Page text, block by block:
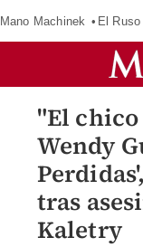
Mano Machinek El Ruso
"El
Wendy
tras
Kaletry